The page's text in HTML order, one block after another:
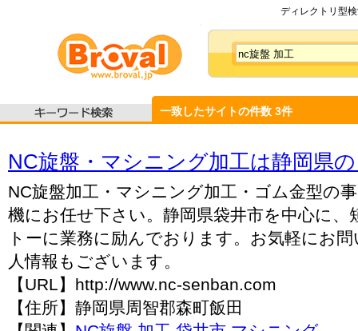
ディレクトリ型
一致したサイトの件数 3件
NC旋盤・マシニング加工は静岡県
NC旋盤加工・マシニング加工・ゴム金型の
機にお任せ下さい。静岡県袋井市を中心に、
トーに業務に励んでおります。お気軽にお
人情報もございます。
【URL】http://www.nc-senban.com
【住所】静岡県周智郡森町飯田